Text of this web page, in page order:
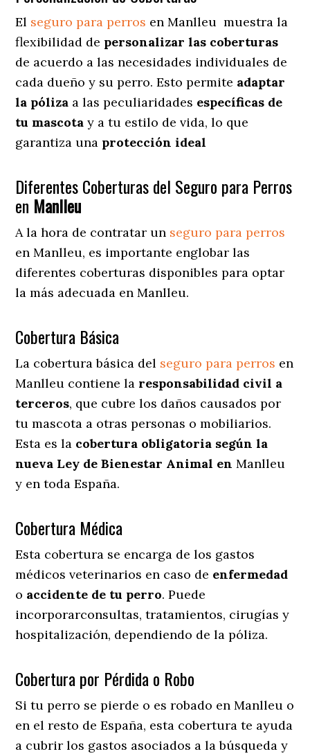
El seguro para perros en Manlleu muestra la
flexibilidad de personalizar las coberturas
de acuerdo a las necesidades individuales de
cada dueño y su perro. Esto permite adaptar
la póliza a las peculiaridades específicas de
tu mascota y a tu estilo de vida, lo que
garantiza una protección ideal
Diferentes Coberturas del Seguro para Perros
en Manlleu
A la hora de contratar un seguro para perros
en Manlleu, es importante englobar las
diferentes coberturas disponibles para optar
la más adecuada en Manlleu.
Cobertura Básica
La cobertura básica del seguro para perros en
Manlleu contiene la responsabilidad civil a
terceros, que cubre los daños causados por
tu mascota a otras personas o mobiliarios.
Esta es la cobertura obligatoria según la
nueva Ley de Bienestar Animal en Manlleu
y en toda España.
Cobertura Médica
Esta cobertura se encarga de los gastos
médicos veterinarios en caso de enfermedad
o accidente de tu perro. Puede
incorporarconsultas, tratamientos, cirugías y
hospitalización, dependiendo de la póliza.
Cobertura por Pérdida o Robo
Si tu perro se pierde o es robado en Manlleu o
en el resto de España, esta cobertura te ayuda
a cubrir los gastos asociados a la búsqueda y